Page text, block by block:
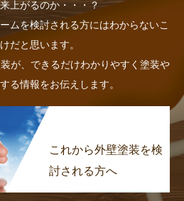
上がるのか・・・？
ムを検討される方にはわからないこ
だと思います。
が、できるだけわかりやすく塗装や
る情報をお伝えします。
これから外壁塗装を検
討される方へ